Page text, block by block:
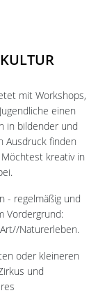
mit Workshops,
einen
in bildender und
Ausdruck finden
kreativ in
- regelmäßig und
Vordergrund:
Naturerleben.
oder kleineren
und